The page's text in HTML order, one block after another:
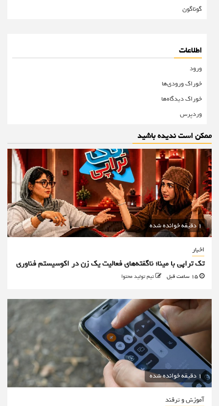
گوناگون
اطلاعات
ورود
خوراک ورودی‌ها
خوراک دیدگاه‌ها
وردپرس
ممکن است ندیده باشید
1 دقیقه خوانده شده
اخبار
تک تراپی با مینا؛ ناگفته‌های فعالیت یک زن در اکوسیستم فناوری
تیم تولید محتوا
1 دقیقه خوانده شده
آموزش و ترفند